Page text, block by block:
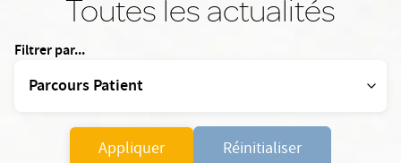
Toutes les actualités
Filtrer par...
Appliquer Réinitialiser